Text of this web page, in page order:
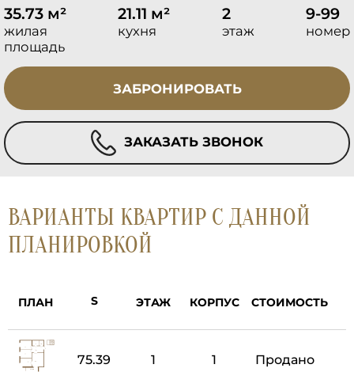
35.73 м²
жилая
площадь
21.11 м²
кухня
2
этаж
9-99
номер
ЗАБРОНИРОВАТЬ
ЗАКАЗАТЬ ЗВОНОК
ВАРИАНТЫ КВАРТИР С ДАННОЙ
ПЛАНИРОВКОЙ
ПЛАН ЭТАЖ КОРПУС СТОИМОСТЬ
75.39 1 1 Продано